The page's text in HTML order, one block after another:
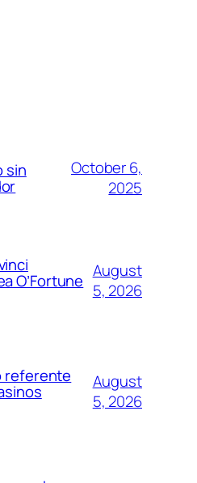
sin
October 6,
2025
O’Fortune August
5, 2026
referente
August
5, 2026